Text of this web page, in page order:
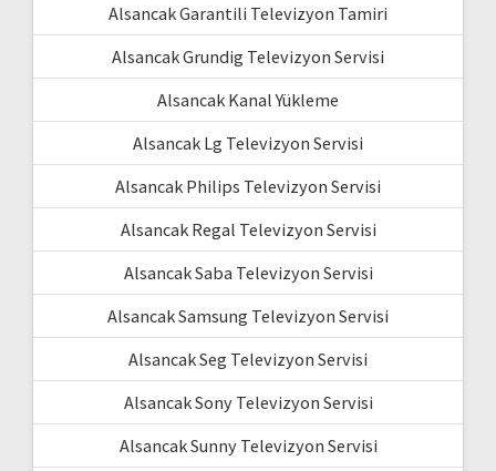
Alsancak Garantili Televizyon Tamiri
Alsancak Grundig Televizyon Servisi
Alsancak Kanal Yükleme
Alsancak Lg Televizyon Servisi
Alsancak Philips Televizyon Servisi
Alsancak Regal Televizyon Servisi
Alsancak Saba Televizyon Servisi
Alsancak Samsung Televizyon Servisi
Alsancak Seg Televizyon Servisi
Alsancak Sony Televizyon Servisi
Alsancak Sunny Televizyon Servisi